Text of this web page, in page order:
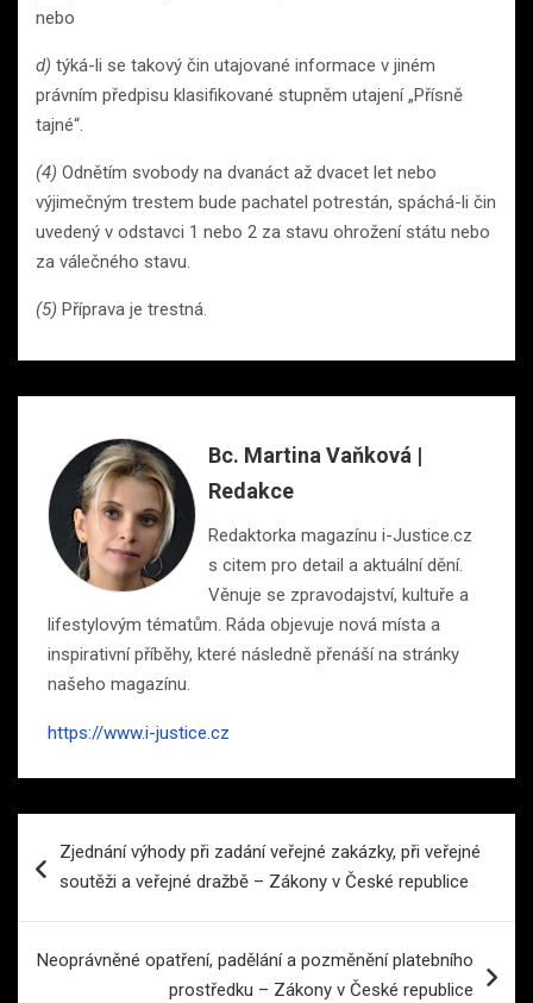
nebo
d) týká-li se takový čin utajované informace v jiném
právním předpisu klasifikované stupněm utajení „Přísně
tajné“.
(4) Odnětím svobody na dvanáct až dvacet let nebo
výjimečným trestem bude pachatel potrestán, spáchá-li čin
uvedený v odstavci 1 nebo 2 za stavu ohrožení státu nebo
za válečného stavu.
(5) Příprava je trestná.
Bc. Martina Vaňková |
Redakce
Redaktorka magazínu i-Justice.cz
s citem pro detail a aktuální dění.
Věnuje se zpravodajství, kultuře a
lifestylovým tématům. Ráda objevuje nová místa a
inspirativní příběhy, které následně přenáší na stránky
našeho magazínu.
https://www.i-justice.cz
proZjednání výhody při zadání veřejné zakázky, při veřejné
soutěži a veřejné dražbě – Zákony v České republice
Neoprávněné opatření, padělání a pozměnění platebního
prostředku – Zákony v České republice